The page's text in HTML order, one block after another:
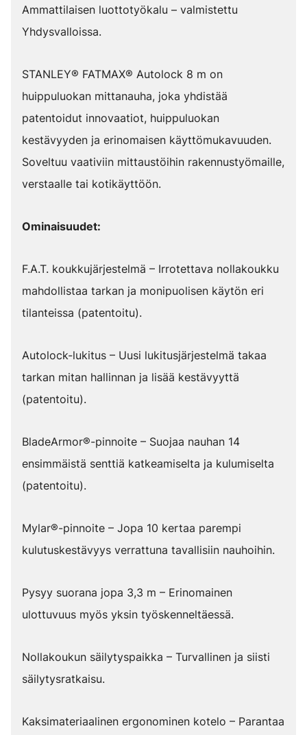
Ammattilaisen luottotyökalu – valmistettu
Yhdysvalloissa.
STANLEY® FATMAX® Autolock 8 m on
huippuluokan mittanauha, joka yhdistää
patentoidut innovaatiot, huippuluokan
kestävyyden ja erinomaisen käyttömukavuuden.
Soveltuu vaativiin mittaustöihin rakennustyömaille,
verstaalle tai kotikäyttöön.
Ominaisuudet:
F.A.T. koukkujärjestelmä – Irrotettava nollakoukku
mahdollistaa tarkan ja monipuolisen käytön eri
tilanteissa (patentoitu).
Autolock-lukitus – Uusi lukitusjärjestelmä takaa
tarkan mitan hallinnan ja lisää kestävyyttä
(patentoitu).
BladeArmor®-pinnoite – Suojaa nauhan 14
ensimmäistä senttiä katkeamiselta ja kulumiselta
(patentoitu).
Mylar®-pinnoite – Jopa 10 kertaa parempi
kulutuskestävyys verrattuna tavallisiin nauhoihin.
Pysyy suorana jopa 3,3 m – Erinomainen
ulottuvuus myös yksin työskenneltäessä.
Nollakoukun säilytyspaikka – Turvallinen ja siisti
säilytysratkaisu.
Kaksimateriaalinen ergonominen kotelo – Parantaa